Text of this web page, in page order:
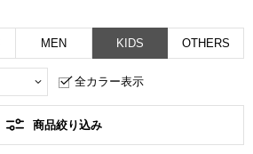
MEN KIDS OTHERS
全カラー表示
商品絞り込み